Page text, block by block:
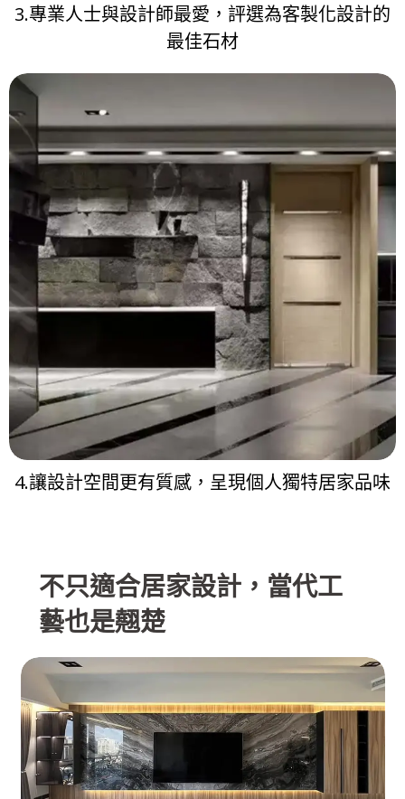
3.專業人士與設計師最愛，評選為客製化設計的
最佳石材
4.讓設計空間更有質感，呈現個人獨特居家品味
不只適合居家設計，當代工
藝也是翹楚